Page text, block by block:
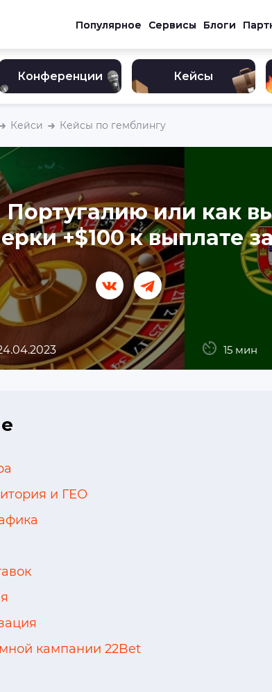
Популярное Сервисы Блоги
Конференции Кейсы
Кейси Кейсы по гемблингу
или как
+$100 к выплате
15 мин
и ГЕО
кампании 22Bet